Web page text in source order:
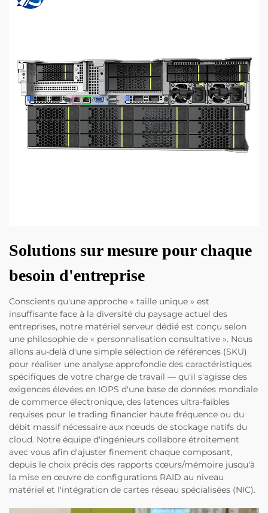
Solutions sur mesure pour chaque
besoin d'entreprise
Conscients qu'une approche « taille unique » est
insuffisante face à la diversité du paysage actuel des
entreprises, notre matériel serveur dédié est conçu selon
une philosophie de « personnalisation consultative ». Nous
allons au-delà d'une simple sélection de références (SKU)
pour réaliser une analyse approfondie des caractéristiques
spécifiques de votre charge de travail — qu'il s'agisse des
exigences élevées en IOPS d'une base de données mondiale
de commerce électronique, des latences ultra-faibles
requises pour le trading financier haute fréquence ou du
débit massif nécessaire aux nœuds de stockage natifs du
cloud. Notre équipe d'ingénieurs collabore étroitement
avec vous afin d'ajuster finement chaque composant,
depuis le choix précis des rapports cœurs/mémoire jusqu'à
la mise en œuvre de configurations RAID au niveau
matériel et l'intégration de cartes réseau spécialisées (NIC).